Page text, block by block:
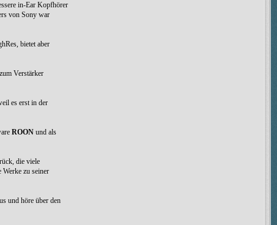
in-Ear Kopfhörer
von Sony war
bietet aber
Verstärker
es erst in der
ROON und als
die viele
zu seiner
und höre über den